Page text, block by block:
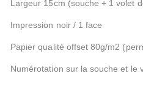
Largeur 15cm (souche + 1 volet
Impression noir / 1 face
Papier qualité offset 80g/m2
Numérotation sur la souche et le